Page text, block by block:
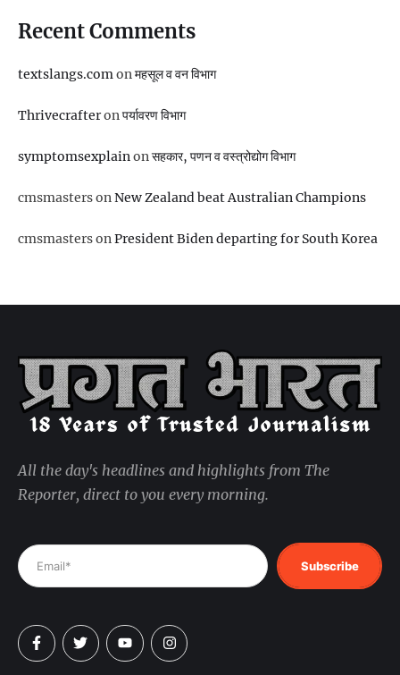
Recent Comments
textslangs.comonमहसूल व वन विभाग
Thrivecrafteronपर्यावरण विभाग
symptomsexplainonसहकार, पणन व वस्‍त्रोद्योग विभाग
cmsmastersonNew Zealand beat Australian Champions
cmsmastersonPresident Biden departing for South Korea
All the day's headlines and highlights from The
Reporter, direct to you every morning.
Subscribe